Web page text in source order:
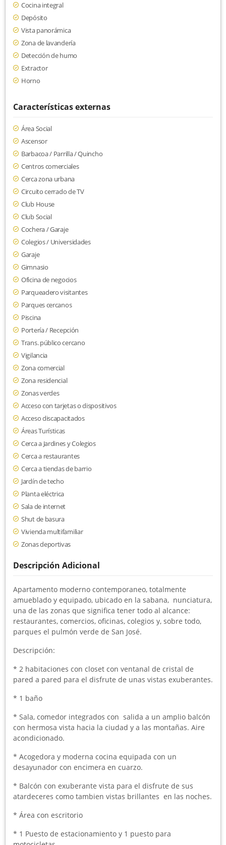
Cocina integral
Depósito
Vista panorámica
Zona de lavandería
Detección de humo
Extractor
Horno
Características externas
Área Social
Ascensor
Barbacoa / Parrilla / Quincho
Centros comerciales
Cerca zona urbana
Circuito cerrado de TV
Club House
Club Social
Cochera / Garaje
Colegios / Universidades
Garaje
Gimnasio
Oficina de negocios
Parqueadero visitantes
Parques cercanos
Piscina
Portería / Recepción
Trans. público cercano
Vigilancia
Zona comercial
Zona residencial
Zonas verdes
Acceso con tarjetas o dispositivos
Acceso discapacitados
Áreas Turísticas
Cerca a Jardines y Colegios
Cerca a restaurantes
Cerca a tiendas de barrio
Jardín de techo
Planta eléctrica
Sala de internet
Shut de basura
Vivienda multifamiliar
Zonas deportivas
Descripción Adicional
Apartamento moderno contemporaneo, totalmente
amueblado y equipado, ubicado en la sabana, nunciatura,
una de las zonas que significa tener todo al alcance:
restaurantes, comercios, oficinas, colegios y, sobre todo,
parques el pulmón verde de San José.
Descripción:
* 2 habitaciones con closet con ventanal de cristal de
pared a pared para el disfrute de unas vistas exuberantes.
* 1 baño
* Sala, comedor integrados con salida a un amplio balcón
con hermosa vista hacia la ciudad y a las montañas. Aire
acondicionado.
* Acogedora y moderna cocina equipada con un
desayunador con encimera en cuarzo.
* Balcón con exuberante vista para el disfrute de sus
atardeceres como tambien vistas brillantes en las noches.
* Área con escritorio
* 1 Puesto de estacionamiento y 1 puesto para